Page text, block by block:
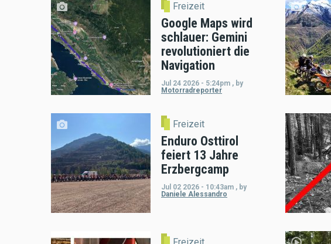
Freizeit
Google Maps wird
schlauer: Gemini
revolutioniert die
Navigation
Jul 24 2026 - 5:24pm , by
Motorradreporter
Freizeit
Enduro Osttirol
feiert 13 Jahre
Erzbergcamp
Jul 02 2026 - 10:43am , by
Daniele Alessandro
Freizeit